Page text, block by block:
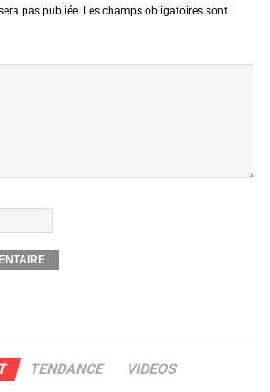
pas publiée. Les champs obligatoires sont
TENDANCE VIDEOS